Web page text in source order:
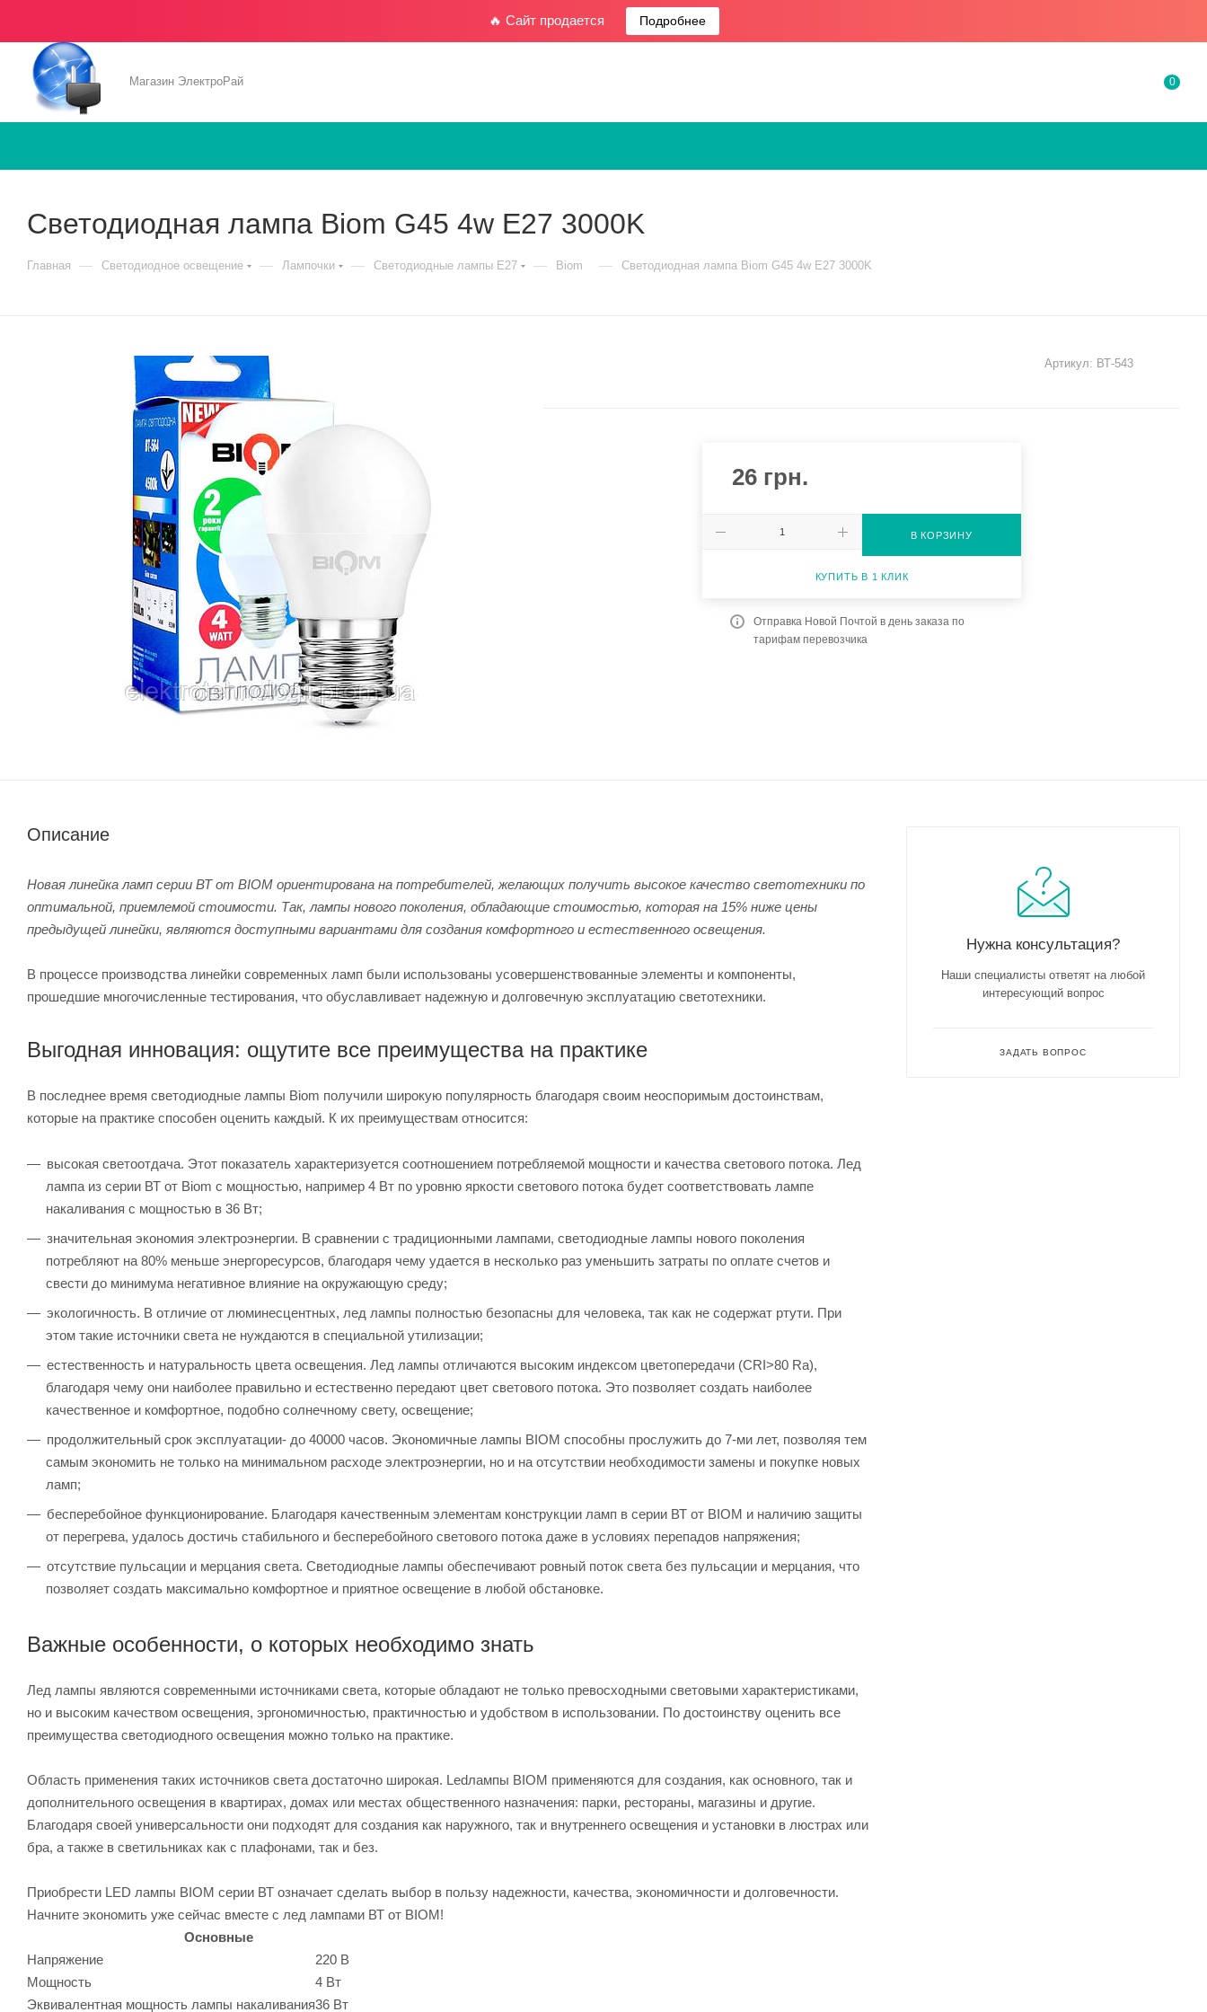
🔥 Сайт продается Подробнее
Магазин ЭлектроРай 0
Светодиодная лампа Biom G45 4w E27 3000K
Главная — Светодиодное освещение — Лампочки — Светодиодные лампы E27 — Biom — Светодиодная лампа Biom G45 4w E27 3000K
Артикул: ВТ-543
26 грн.
В КОРЗИНУ
КУПИТЬ В 1 КЛИК
Отправка Новой Почтой в день заказа по
тарифам перевозчика
Описание
Новая линейка ламп серии ВТ от BIOM ориентирована на потребителей, желающих получить высокое качество светотехники по
оптимальной, приемлемой стоимости. Так, лампы нового поколения, обладающие стоимостью, которая на 15% ниже цены
предыдущей линейки, являются доступными вариантами для создания комфортного и естественного освещения.
В процессе производства линейки современных ламп были использованы усовершенствованные элементы и компоненты,
прошедшие многочисленные тестирования, что обуславливает надежную и долговечную эксплуатацию светотехники.
Выгодная инновация: ощутите все преимущества на практике
В последнее время светодиодные лампы Biom получили широкую популярность благодаря своим неоспоримым достоинствам,
которые на практике способен оценить каждый. К их преимуществам относится:
высокая светоотдача. Этот показатель характеризуется соотношением потребляемой мощности и качества светового потока. Лед
лампа из серии ВТ от Biom с мощностью, например 4 Вт по уровню яркости светового потока будет соответствовать лампе
накаливания с мощностью в 36 Вт;
значительная экономия электроэнергии. В сравнении с традиционными лампами, светодиодные лампы нового поколения
потребляют на 80% меньше энергоресурсов, благодаря чему удается в несколько раз уменьшить затраты по оплате счетов и
свести до минимума негативное влияние на окружающую среду;
экологичность. В отличие от люминесцентных, лед лампы полностью безопасны для человека, так как не содержат ртути. При
этом такие источники света не нуждаются в специальной утилизации;
естественность и натуральность цвета освещения. Лед лампы отличаются высоким индексом цветопередачи (CRI>80 Ra),
благодаря чему они наиболее правильно и естественно передают цвет светового потока. Это позволяет создать наиболее
качественное и комфортное, подобно солнечному свету, освещение;
продолжительный срок эксплуатации- до 40000 часов. Экономичные лампы BIOM способны прослужить до 7-ми лет, позволяя тем
самым экономить не только на минимальном расходе электроэнергии, но и на отсутствии необходимости замены и покупке новых
ламп;
бесперебойное функционирование. Благодаря качественным элементам конструкции ламп в серии ВТ от BIOM и наличию защиты
от перегрева, удалось достичь стабильного и бесперебойного светового потока даже в условиях перепадов напряжения;
отсутствие пульсации и мерцания света. Светодиодные лампы обеспечивают ровный поток света без пульсации и мерцания, что
позволяет создать максимально комфортное и приятное освещение в любой обстановке.
Важные особенности, о которых необходимо знать
Лед лампы являются современными источниками света, которые обладают не только превосходными световыми характеристиками,
но и высоким качеством освещения, эргономичностью, практичностью и удобством в использовании. По достоинству оценить все
преимущества светодиодного освещения можно только на практике.
Область применения таких источников света достаточно широкая. Ledлампы BIOM применяются для создания, как основного, так и
дополнительного освещения в квартирах, домах или местах общественного назначения: парки, рестораны, магазины и другие.
Благодаря своей универсальности они подходят для создания как наружного, так и внутреннего освещения и установки в люстрах или
бра, а также в светильниках как с плафонами, так и без.
Приобрести LED лампы BIOM серии ВТ означает сделать выбор в пользу надежности, качества, экономичности и долговечности.
Начните экономить уже сейчас вместе с лед лампами ВТ от BIOM!
Основные
Напряжение
220 В
Мощность
4 Вт
Эквивалентная мощность лампы накаливания36 Вт
Нужна консультация?
Наши специалисты ответят на любой
интересующий вопрос
ЗАДАТЬ ВОПРОС